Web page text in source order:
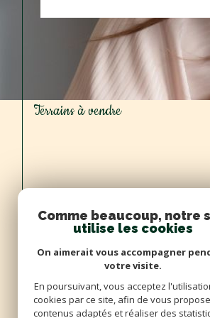
Terrains à vendre
© 2026
Comme beaucoup, notre
utilise les cookies
On aimerait vous accompagner
votre visite.
En poursuivant, vous acceptez
cookies par ce site, afin de vous
contenus adaptés et réaliser des